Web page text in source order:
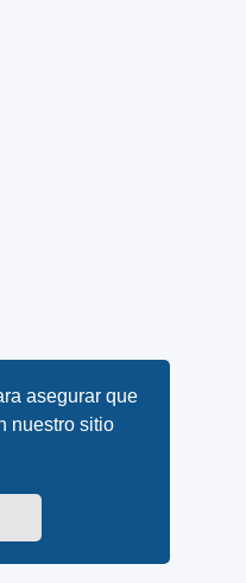
asegurar que
nuestro sitio